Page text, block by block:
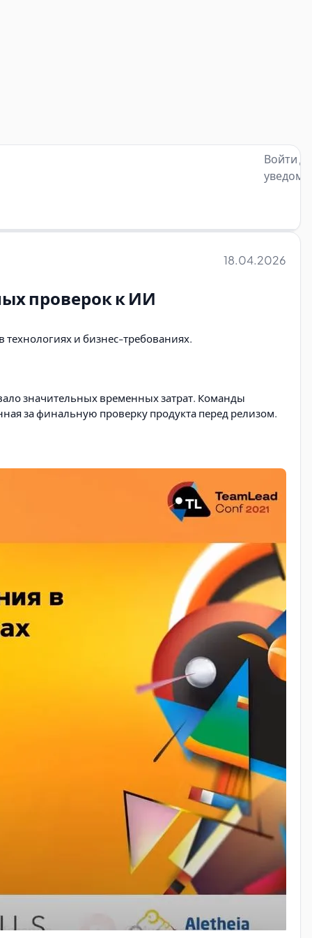
Войти
18.04.2026
проверок к ИИ
и бизнес-требованиях.
значительных временных затрат. Команды
за финальную проверку продукта перед релизом.
. Это позволило: - Ускорить процесс
функционала.
взаимодействии с разработчиками с ранних
- Формированию культуры качества во всей
и машинного обучениядля: - Предсказания
для пользователей в условиях растущих